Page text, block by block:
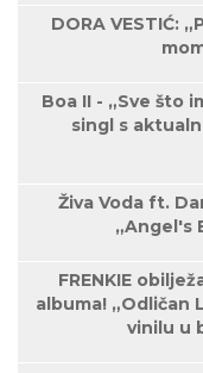
DORA VESTIĆ:
Boa II - „Sve što
singl s
Živa Voda ft.
„Angel's
FRENKIE
albuma! „Odličan
vinilu u